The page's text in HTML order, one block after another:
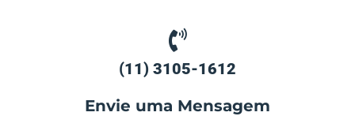
(11) 3105-1612
Envie uma Mensagem